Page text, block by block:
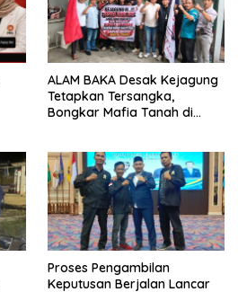
ALAM BAKA Desak Kejagung
Tetapkan Tersangka,
Bongkar Mafia Tanah di
Proses Pengambilan
Keputusan Berjalan Lancar